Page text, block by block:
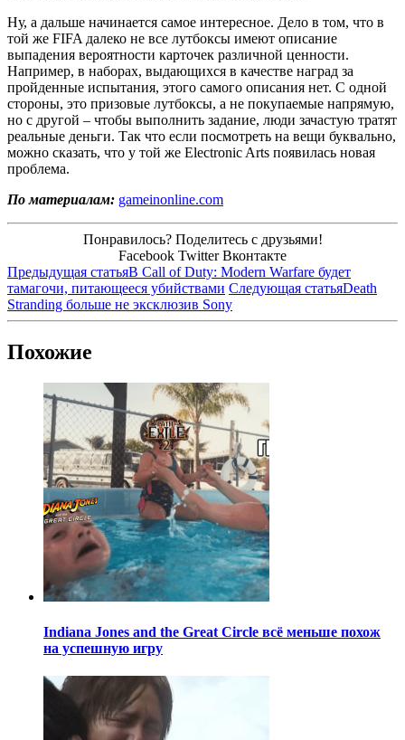
Ну, а дальше начинается самое интересное. Дело в том, что в
той же FIFA далеко не все лутбоксы имеют описание
выпадения вероятности карточек различной ценности.
Например, в наборах, выдающихся в качестве наград за
пройденные испытания, этого самого описания нет. С одной
стороны, это призовые лутбоксы, а не покупаемые напрямую,
но с другой – чтобы выполнить задание, люди зачастую тратят
реальные деньги. Так что если посмотреть на вещи буквально,
можно сказать, что у той же Electronic Arts появилась новая
проблема.
По материалам: gameinonline.com
Понравилось? Поделитесь с друзьями!
Facebook Twitter Вконтакте
Предыдущая статьяВ Call of Duty: Modern Warfare будет
тамагочи, питающееся убийствами Следующая статьяDeath
Stranding больше не эксклюзив Sony
Похожие
Indiana Jones and the Great Circle всё меньше похож
на успешную игру